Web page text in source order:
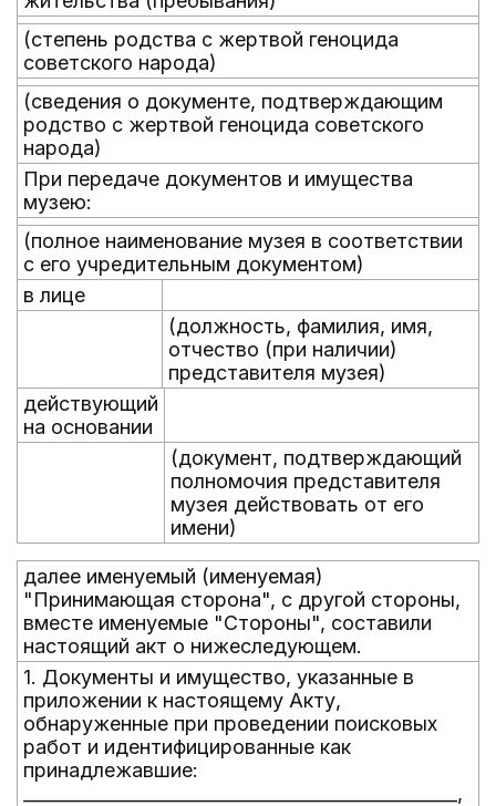
(степень родства с жертвой геноцида
советского народа)
(сведения о документе, подтверждающим
родство с жертвой геноцида советского
народа)
При передаче документов и имущества
музею:
(полное наименование музея в соответствии
с его учредительным документом)
в лице
(должность, фамилия, имя,
отчество (при наличии)
представителя музея)
действующий
на основании
(документ, подтверждающий
полномочия представителя
музея действовать от его
имени)
далее именуемый (именуемая)
"Принимающая сторона", с другой стороны,
вместе именуемые "Стороны", составили
настоящий акт о нижеследующем.
1. Документы и имущество, указанные в
приложении к настоящему Акту,
обнаруженные при проведении поисковых
работ и идентифицированные как
принадлежавшие:
_________________________________________________,